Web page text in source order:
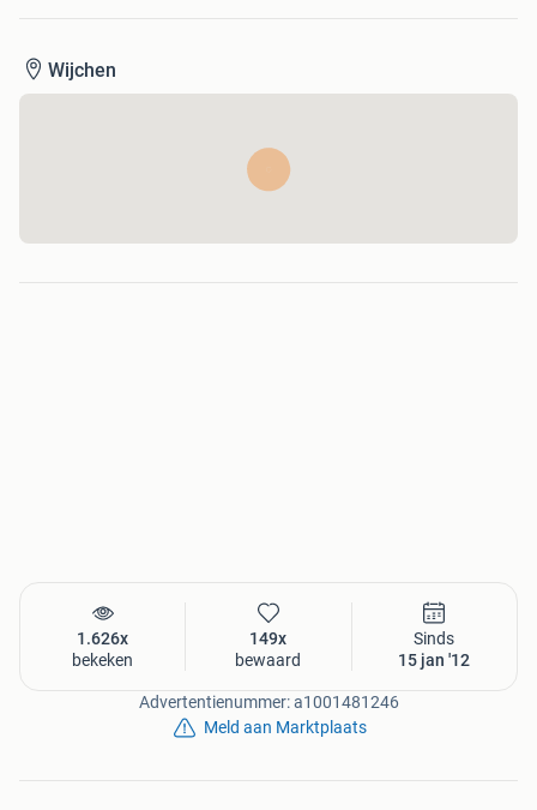
Wijchen
1.626x
bekeken
149x
bewaard
Sinds
15 jan '12
Advertentienummer: a1001481246
Meld aan Marktplaats